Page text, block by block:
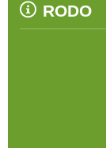
RODO